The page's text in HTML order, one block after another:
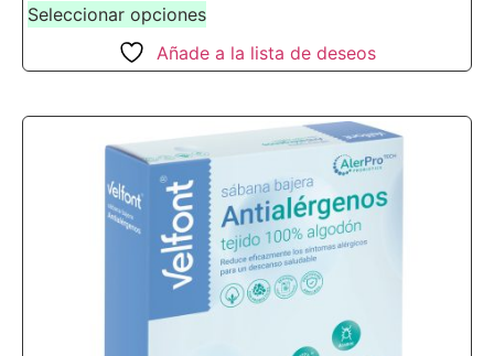
Seleccionar opciones
Añade a la lista de deseos